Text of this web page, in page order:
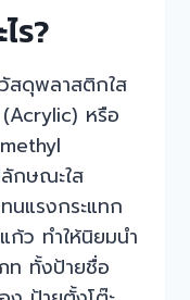
ร?
ดุพลาสติกใส
(Acrylic) หรือ
กษณะใส
นแรงกระแทก
ก้ว ทำให้นิยมนำ
ท ทั้งป้ายชื่อ